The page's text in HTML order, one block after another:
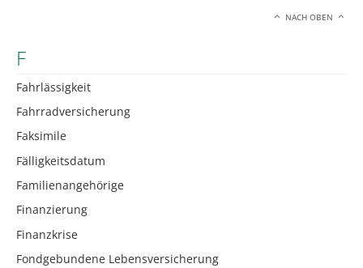
NACH OBEN
F
Fahrlässigkeit
Fahrradversicherung
Faksimile
Fälligkeitsdatum
Familienangehörige
Finanzierung
Finanzkrise
Fondgebundene Lebensversicherung